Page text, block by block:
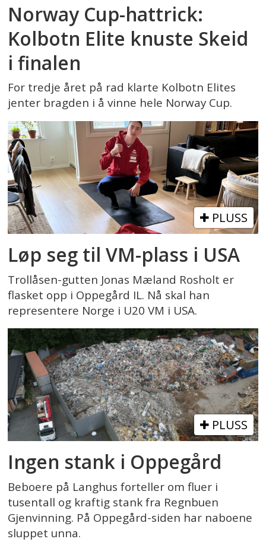
Norway Cup-hattrick:
Kolbotn Elite knuste Skeid
i finalen
For tredje året på rad klarte Kolbotn Elites
jenter bragden i å vinne hele Norway Cup.
PLUSS
Løp seg til VM-plass i USA
Trollåsen-gutten Jonas Mæland Rosholt er
flasket opp i Oppegård IL. Nå skal han
representere Norge i U20 VM i USA.
PLUSS
Ingen stank i Oppegård
Beboere på Langhus forteller om fluer i
tusentall og kraftig stank fra Regnbuen
Gjenvinning. På Oppegård-siden har naboene
sluppet unna.